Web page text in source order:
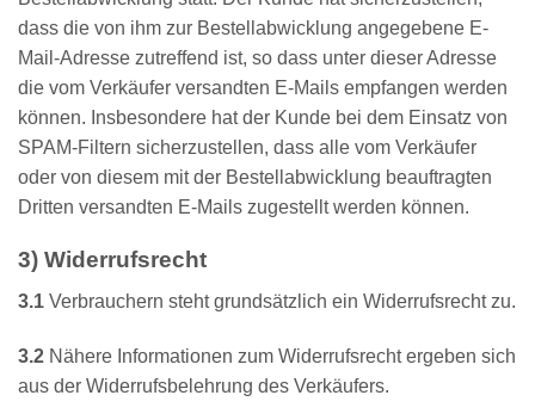
dass die von ihm zur Bestellabwicklung angegebene E-
Mail-Adresse zutreffend ist, so dass unter dieser Adresse
die vom Verkäufer versandten E-Mails empfangen werden
können. Insbesondere hat der Kunde bei dem Einsatz von
SPAM-Filtern sicherzustellen, dass alle vom Verkäufer
oder von diesem mit der Bestellabwicklung beauftragten
Dritten versandten E-Mails zugestellt werden können.
3) Widerrufsrecht
3.1 Verbrauchern steht grundsätzlich ein Widerrufsrecht zu.
3.2 Nähere Informationen zum Widerrufsrecht ergeben sich
aus der Widerrufsbelehrung des Verkäufers.